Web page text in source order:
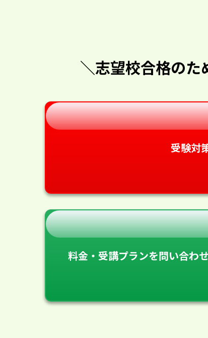
＼志望校合格の
受験対
料金・受講プランを問い合わ